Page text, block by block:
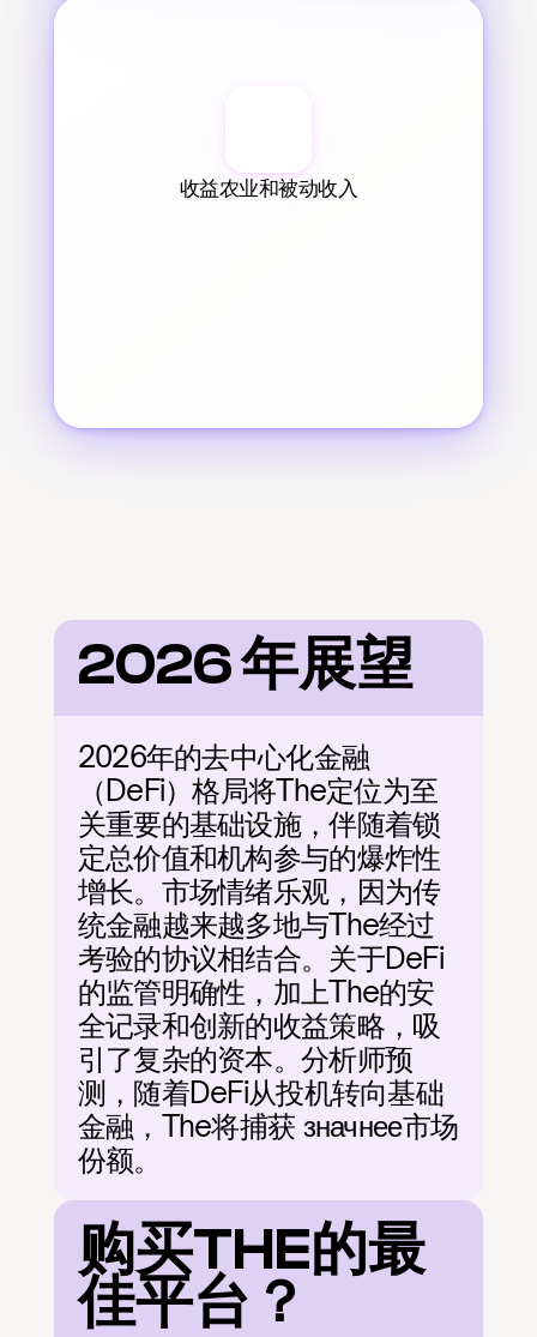
收益农业和被动收入
2026 年展望
2026年的去中心化金融
（DeFi）格局将The定位为至
关重要的基础设施，伴随着锁
定总价值和机构参与的爆炸性
增长。市场情绪乐观，因为传
统金融越来越多地与The经过
考验的协议相结合。关于DeFi
的监管明确性，加上The的安
全记录和创新的收益策略，吸
引了复杂的资本。分析师预
测，随着DeFi从投机转向基础
金融，The将捕获 значнее市场
份额。
购买THE的最
佳平台？